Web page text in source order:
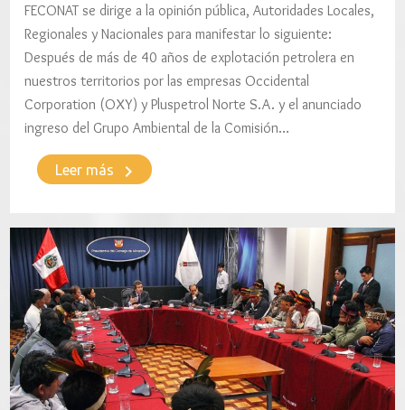
FECONAT se dirige a la opinión pública, Autoridades Locales,
Regionales y Nacionales para manifestar lo siguiente:
Después de más de 40 años de explotación petrolera en
nuestros territorios por las empresas Occidental
Corporation (OXY) y Pluspetrol Norte S.A. y el anunciado
ingreso del Grupo Ambiental de la Comisión…
Leer más keyboard_arrow_right